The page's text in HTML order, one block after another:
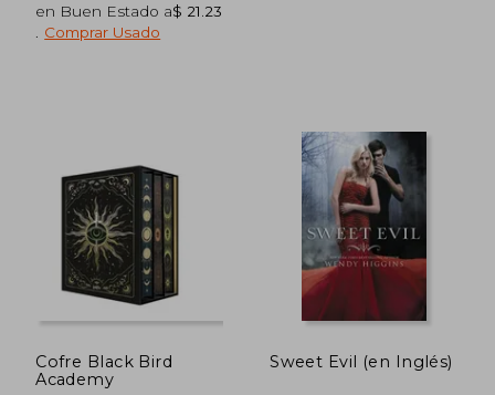
en Buen Estado a$ 21.23
Comprar Usado
Cofre Black Bird
Academy
Sweet Evil (en Inglés)